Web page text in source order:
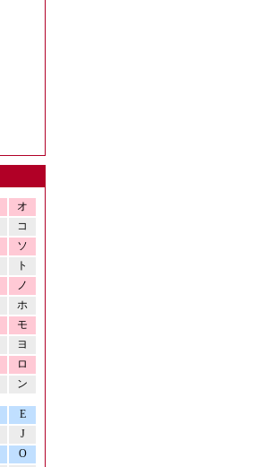
オ
コ
ソ
ト
ノ
ホ
モ
ヨ
ロ
ン
E
J
O